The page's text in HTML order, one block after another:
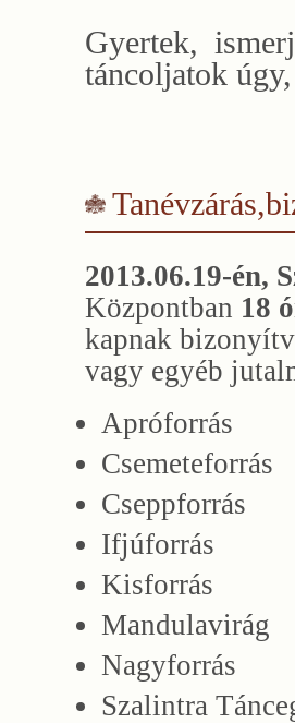
Gyertek,
táncoljatok
2013.06.19-én,
Központban 18
kapnak
vagy egyéb
Apróforrás
Csemeteforrás
Cseppforrás
Ifjúforrás
Kisforrás
Mandulavirág
Nagyforrás
Szalintra